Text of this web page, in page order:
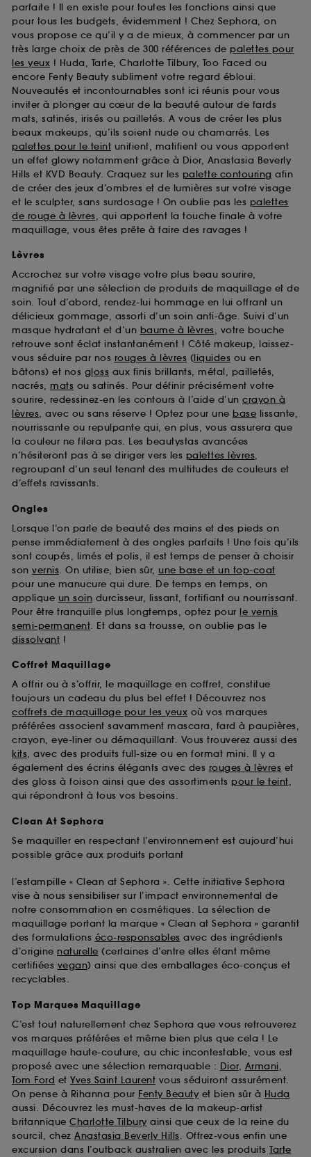
parfaite ! Il en existe pour toutes les fonctions ainsi que
pour tous les budgets, évidemment ! Chez Sephora, on
vous propose ce qu’il y a de mieux, à commencer par un
très large choix de près de 300 références de palettes pour
les yeux ! Huda, Tarte, Charlotte Tilbury, Too Faced ou
encore Fenty Beauty subliment votre regard ébloui.
Nouveautés et incontournables sont ici réunis pour vous
inviter à plonger au cœur de la beauté autour de fards
mats, satinés, irisés ou pailletés. A vous de créer les plus
beaux makeups, qu’ils soient nude ou chamarrés. Les
palettes pour le teint unifient, matifient ou vous apportent
un effet glowy notamment grâce à Dior, Anastasia Beverly
Hills et KVD Beauty. Craquez sur les palette contouring afin
de créer des jeux d’ombres et de lumières sur votre visage
et le sculpter, sans surdosage ! On oublie pas les palettes
de rouge à lèvres, qui apportent la touche finale à votre
maquillage, vous êtes prête à faire des ravages !
Lèvres
Accrochez sur votre visage votre plus beau sourire,
magnifié par une sélection de produits de maquillage et de
soin. Tout d’abord, rendez-lui hommage en lui offrant un
délicieux gommage, assorti d’un soin anti-âge. Suivi d’un
masque hydratant et d’un baume à lèvres, votre bouche
retrouve sont éclat instantanément ! Côté makeup, laissez-
vous séduire par nos rouges à lèvres (liquides ou en
bâtons) et nos gloss aux finis brillants, métal, pailletés,
nacrés, mats ou satinés. Pour définir précisément votre
sourire, redessinez-en les contours à l’aide d’un crayon à
lèvres, avec ou sans réserve ! Optez pour une base lissante,
nourrissante ou repulpante qui, en plus, vous assurera que
la couleur ne filera pas. Les beautystas avancées
n’hésiteront pas à se diriger vers les palettes lèvres,
regroupant d’un seul tenant des multitudes de couleurs et
d’effets ravissants.
Ongles
Lorsque l’on parle de beauté des mains et des pieds on
pense immédiatement à des ongles parfaits ! Une fois qu’ils
sont coupés, limés et polis, il est temps de penser à choisir
son vernis. On utilise, bien sûr, une base et un top-coat
pour une manucure qui dure. De temps en temps, on
applique un soin durcisseur, lissant, fortifiant ou nourrissant.
Pour être tranquille plus longtemps, optez pour le vernis
semi-permanent. Et dans sa trousse, on oublie pas le
dissolvant !
Coffret Maquillage
A offrir ou à s’offrir, le maquillage en coffret, constitue
toujours un cadeau du plus bel effet ! Découvrez nos
coffrets de maquillage pour les yeux où vos marques
préférées associent savamment mascara, fard à paupières,
crayon, eye-liner ou démaquillant. Vous trouverez aussi des
kits, avec des produits full-size ou en format mini. Il y a
également des écrins élégants avec des rouges à lèvres et
des gloss à foison ainsi que des assortiments pour le teint,
qui répondront à tous vos besoins.
Clean At Sephora
Se maquiller en respectant l’environnement est aujourd’hui
possible grâce aux produits portant
l’estampille « Clean at Sephora ». Cette initiative Sephora
vise à nous sensibiliser sur l’impact environnemental de
notre consommation en cosmétiques. La sélection de
maquillage portant la marque « Clean at Sephora » garantit
des formulations éco-responsables avec des ingrédients
d’origine naturelle (certaines d’entre elles étant même
certifiées vegan) ainsi que des emballages éco-conçus et
recyclables.
Top Marques Maquillage
C’est tout naturellement chez Sephora que vous retrouverez
vos marques préférées et même bien plus que cela ! Le
maquillage haute-couture, au chic incontestable, vous est
proposé avec une sélection remarquable : Dior, Armani,
Tom Ford et Yves Saint Laurent vous séduiront assurément.
On pense à Rihanna pour Fenty Beauty et bien sûr à Huda
aussi. Découvrez les must-haves de la makeup-artist
britannique Charlotte Tilbury ainsi que ceux de la reine du
sourcil, chez Anastasia Beverly Hills. Offrez-vous enfin une
excursion dans l’outback australien avec les produits Tarte